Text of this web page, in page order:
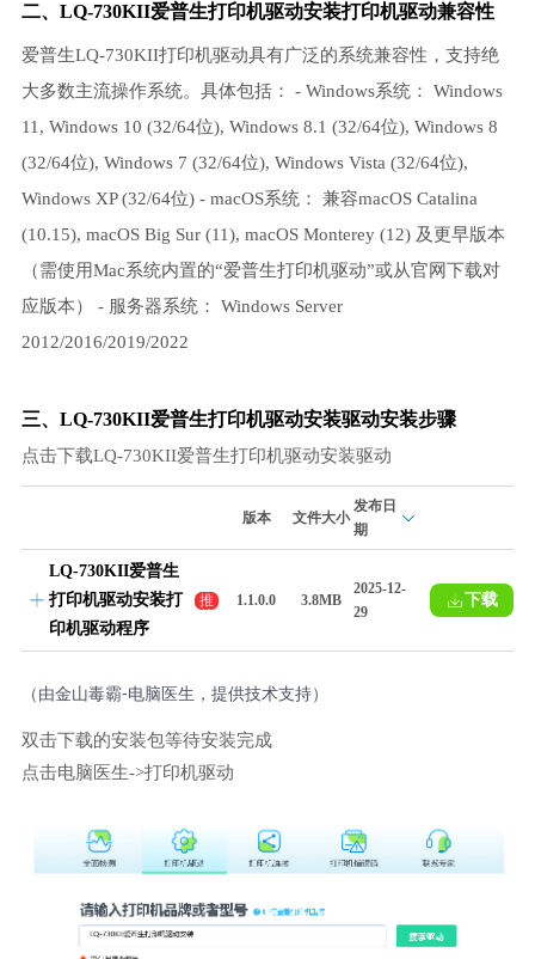
二、LQ-730KII爱普生打印机驱动安装打印机驱动兼容性
爱普生LQ-730KII打印机驱动具有广泛的系统兼容性，支持绝
大多数主流操作系统。具体包括： - Windows系统： Windows
11, Windows 10 (32/64位), Windows 8.1 (32/64位), Windows 8
(32/64位), Windows 7 (32/64位), Windows Vista (32/64位),
Windows XP (32/64位) - macOS系统： 兼容macOS Catalina
(10.15), macOS Big Sur (11), macOS Monterey (12) 及更早版本
（需使用Mac系统内置的“爱普生打印机驱动”或从官网下载对
应版本） - 服务器系统： Windows Server
2012/2016/2019/2022
三、LQ-730KII爱普生打印机驱动安装驱动安装步骤
点击下载LQ-730KII爱普生打印机驱动安装驱动
版本 文件大小
发布日
期
LQ-730KII爱普生
打印机驱动安装打
印机驱动程序
推
荐
1.1.0.0 3.8MB
2025-12-
29
下载
（由金山毒霸-电脑医生，提供技术支持）
双击下载的安装包等待安装完成
点击电脑医生->打印机驱动